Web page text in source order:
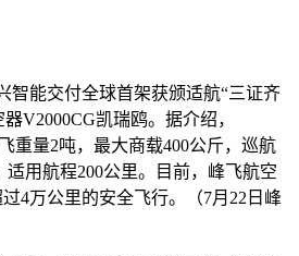
智能交付全球首架获颁适航“三证齐
V2000CG凯瑞鸥。据介绍，
重量2吨，最大商载400公斤，巡航
适用航程200公里。目前，峰飞航空
4万公里的安全飞行。（7月22日峰